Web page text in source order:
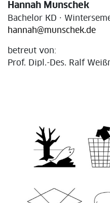
Hannah Munschek
Bachelor KD ·
hannah@munschek.de
betreut von:
Prof. Dipl.-Des. Ralf